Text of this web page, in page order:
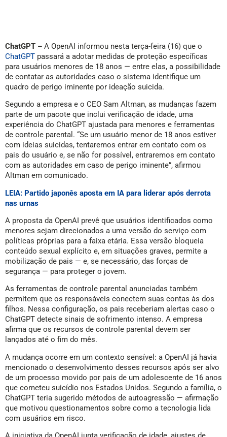
ChatGPT – A OpenAI informou nesta terça-feira (16) que o
ChatGPT passará a adotar medidas de proteção específicas
para usuários menores de 18 anos — entre elas, a possibilidade
de contatar as autoridades caso o sistema identifique um
quadro de perigo iminente por ideação suicida.
Segundo a empresa e o CEO Sam Altman, as mudanças fazem
parte de um pacote que inclui verificação de idade, uma
experiência do ChatGPT ajustada para menores e ferramentas
de controle parental. “Se um usuário menor de 18 anos estiver
com ideias suicidas, tentaremos entrar em contato com os
pais do usuário e, se não for possível, entraremos em contato
com as autoridades em caso de perigo iminente”, afirmou
Altman em comunicado.
LEIA: Partido japonês aposta em IA para liderar após derrota
nas urnas
A proposta da OpenAI prevê que usuários identificados como
menores sejam direcionados a uma versão do serviço com
políticas próprias para a faixa etária. Essa versão bloqueia
conteúdo sexual explícito e, em situações graves, permite a
mobilização de pais — e, se necessário, das forças de
segurança — para proteger o jovem.
As ferramentas de controle parental anunciadas também
permitem que os responsáveis conectem suas contas às dos
filhos. Nessa configuração, os pais receberiam alertas caso o
ChatGPT detecte sinais de sofrimento intenso. A empresa
afirma que os recursos de controle parental devem ser
lançados até o fim do mês.
A mudança ocorre em um contexto sensível: a OpenAI já havia
mencionado o desenvolvimento desses recursos após ser alvo
de um processo movido por pais de um adolescente de 16 anos
que cometeu suicídio nos Estados Unidos. Segundo a família, o
ChatGPT teria sugerido métodos de autoagressão — afirmação
que motivou questionamentos sobre como a tecnologia lida
com usuários em risco.